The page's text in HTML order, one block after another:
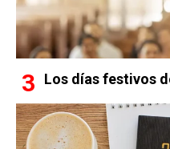
Los días festivos